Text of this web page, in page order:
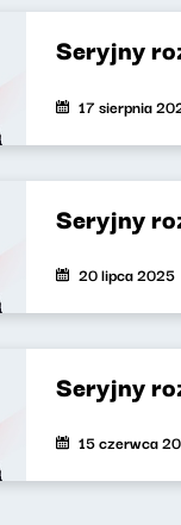
Seryjny
17 sierpnia
Seryjny
20 lipca 2025
Seryjny
15 czerwca